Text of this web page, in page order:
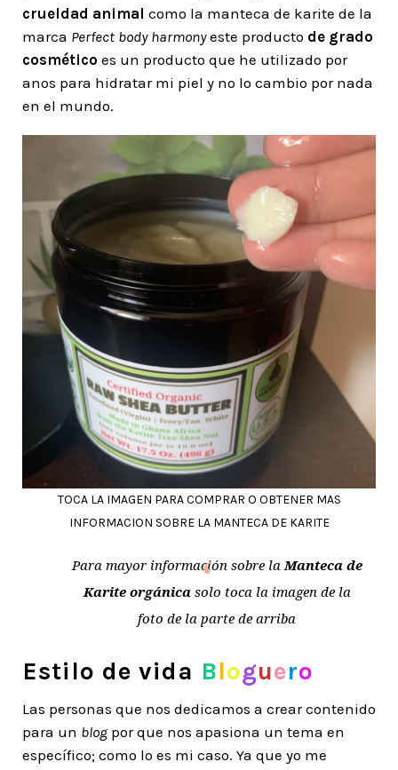
crueldad animal como la manteca de karite de la
marca Perfect body harmonyeste producto de grado
cosmético es un producto que he utilizado por
anos para hidratar mi piel y no lo cambio por nada
en el mundo.
TOCA LA IMAGEN PARA COMPRAR O OBTENER MAS
INFORMACION SOBRE LA MANTECA DE KARITE
Para mayor información sobre laManteca de
Karite orgánicasolo toca la imagen de la
foto de la parte de arriba
Estilo de vida Bloguero
Las personas que nos dedicamos a crear contenido
para un blog por que nos apasiona un tema en
específico; como lo es mi caso. Ya que yo me